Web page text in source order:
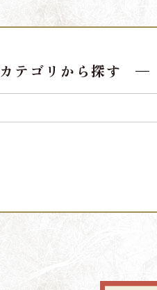
カテゴリから探す